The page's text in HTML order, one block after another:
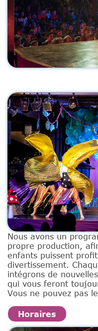
Nous avons un
propre production,
enfants puissent
divertissement.
intégrons de
qui vous feront
Vous ne pouvez pas
Horaires